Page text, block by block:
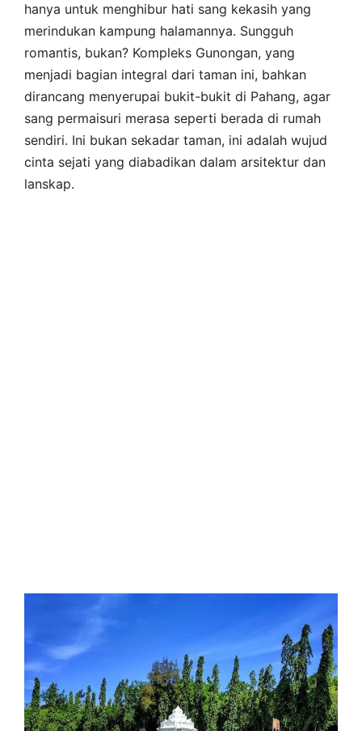
hanya untuk menghibur hati sang kekasih yang
merindukan kampung halamannya. Sungguh
romantis, bukan? Kompleks Gunongan, yang
menjadi bagian integral dari taman ini, bahkan
dirancang menyerupai bukit-bukit di Pahang, agar
sang permaisuri merasa seperti berada di rumah
sendiri. Ini bukan sekadar taman, ini adalah wujud
cinta sejati yang diabadikan dalam arsitektur dan
lanskap.